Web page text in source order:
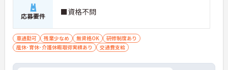
応募要件 ■資格不問
車通勤可 残業少なめ 無資格OK
研修制度あり
産休･育休･介護休暇取得実績あり
交通費支給